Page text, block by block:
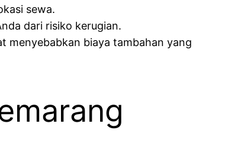
sewa.
dari risiko kerugian.
menyebabkan biaya tambahan yang